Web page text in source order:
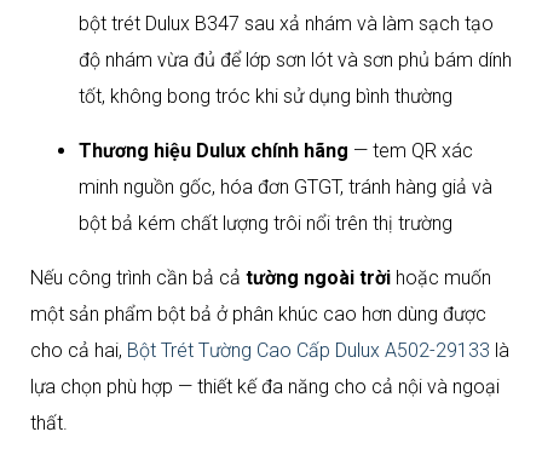
bột trét Dulux B347 sau xả nhám và làm sạch tạo
độ nhám vừa đủ để lớp sơn lót và sơn phủ bám dính
tốt, không bong tróc khi sử dụng bình thường
Thương hiệu Dulux chính hãng — tem QR xác
minh nguồn gốc, hóa đơn GTGT, tránh hàng giả và
bột bả kém chất lượng trôi nổi trên thị trường
Nếu công trình cần bả cả tường ngoài trời hoặc muốn
một sản phẩm bột bả ở phân khúc cao hơn dùng được
cho cả hai, Bột Trét Tường Cao Cấp Dulux A502-29133 là
lựa chọn phù hợp — thiết kế đa năng cho cả nội và ngoại
thất.